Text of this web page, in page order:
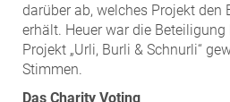
STEUP Realitäten
STIX + Partner
teamneunzehn
darüber ab, welches Projekt den
erhält. Heuer war die
Projekt „Urli, Burli & Schnurli“
Stimmen.
Das Charity Voting